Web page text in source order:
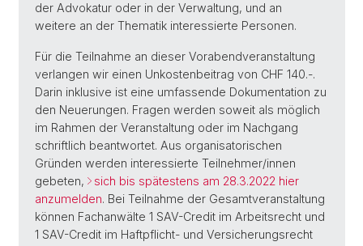
der Advokatur oder in der Verwaltung, und an
weitere an der Thematik interessierte Personen.
Für die Teilnahme an dieser Vorabendveranstaltung
verlangen wir einen Unkostenbeitrag von CHF 140.-.
Darin inklusive ist eine umfassende Dokumentation zu
den Neuerungen. Fragen werden soweit als möglich
im Rahmen der Veranstaltung oder im Nachgang
schriftlich beantwortet. Aus organisatorischen
Gründen werden interessierte Teilnehmer/innen
gebeten,
sich bis spätestens am 28.3.2022 hier
anzumelden. Bei Teilnahme der Gesamtveranstaltung
können Fachanwälte 1 SAV-Credit im Arbeitsrecht und
1 SAV-Credit im Haftpflicht- und Versicherungsrecht